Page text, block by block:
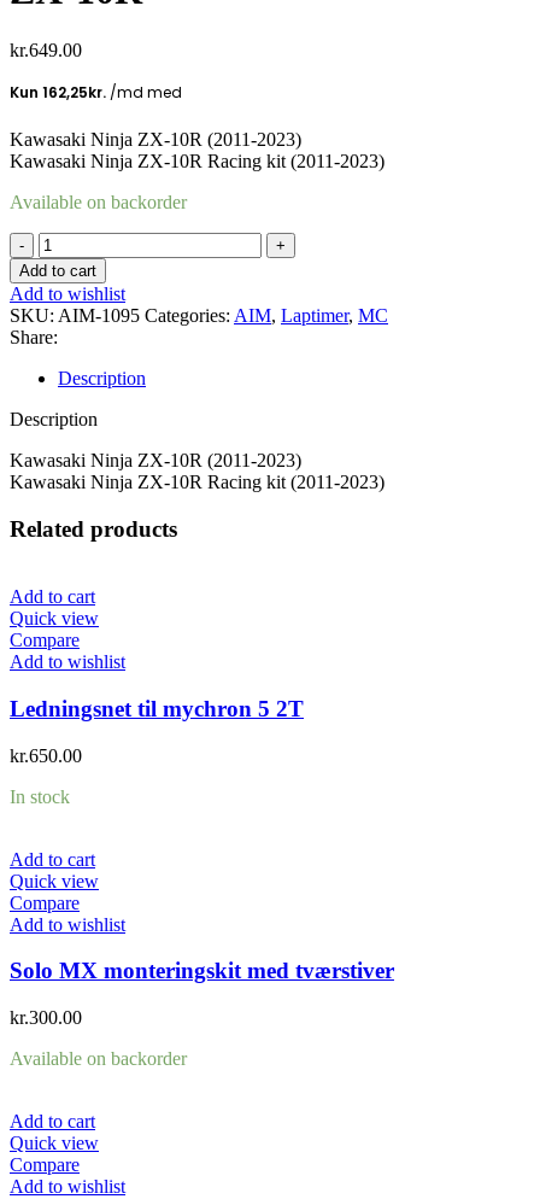
kr.649.00
Kawasaki Ninja ZX-10R (2011-2023)
Kawasaki Ninja ZX-10R Racing kit (2011-2023)
Available on backorder
Solo
&
Solo
2
DL
Kawazaki
ZX-
10R
quantity
Add to cart
Add to wishlist
SKU: AIM-1095 Categories: AIM, Laptimer, MC
Share:
Description
Description
Kawasaki Ninja ZX-10R (2011-2023)
Kawasaki Ninja ZX-10R Racing kit (2011-2023)
Related products
Add to cart
Quick view
Compare
Add to wishlist
Ledningsnet til mychron 5 2T
kr.650.00
In stock
Add to cart
Quick view
Compare
Add to wishlist
Solo MX monteringskit med tværstiver
kr.300.00
Available on backorder
Add to cart
Quick view
Compare
Add to wishlist